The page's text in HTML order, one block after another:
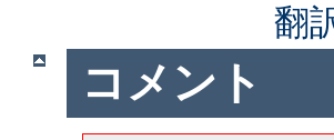
翻
コメント